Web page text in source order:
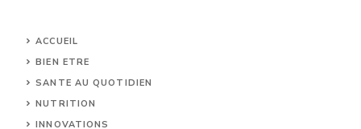
ACCUEIL
BIEN ETRE
SANTE AU QUOTIDIEN
NUTRITION
INNOVATIONS